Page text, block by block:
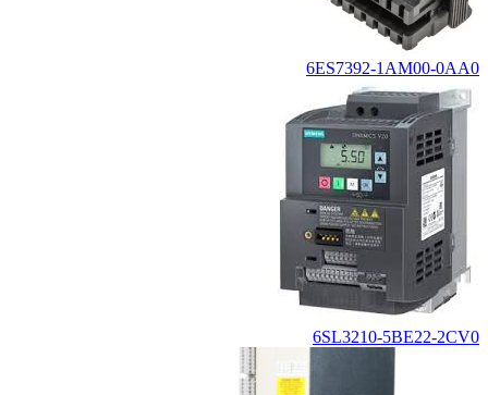
6ES7392-1AM00-0AA0
6SL3210-5BE22-2CV0